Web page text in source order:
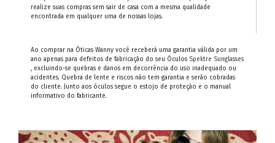
realize suas compras sem sair de casa com a mesma qualidade
encontrada em qualquer uma de nossas lojas.
Ao comprar na Óticas Wanny você receberá uma garantia válida por um
ano apenas para defeitos de fabricação do seu Óculos Spektre Sunglasses
, excluindo-se quebras e danos em decorrência do uso inadequado ou
acidentes. Quebra de lente e riscos não tem garantia e serão cobradas
do cliente. Junto aos óculos segue o estojo de proteção e o manual
informativo do fabricante.